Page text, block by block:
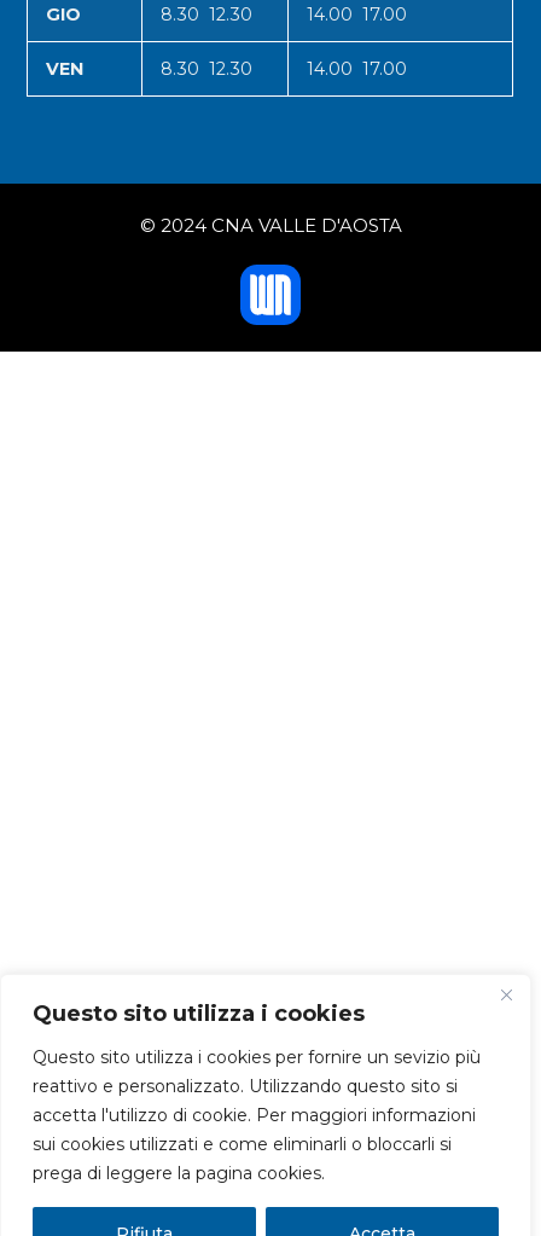
Questo sito utilizza i cookies
Questo sito utilizza i cookies per fornire un sevizio più
reattivo e personalizzato. Utilizzando questo sito si
accetta l'utilizzo di cookie. Per maggiori informazioni
sui cookies utilizzati e come eliminarli o bloccarli si
prega di leggere la pagina cookies.
GIO 8.30 12.30 14.00 17.00
VEN 8.30 12.30 14.00 17.00
© 2024 CNA VALLE D'AOSTA